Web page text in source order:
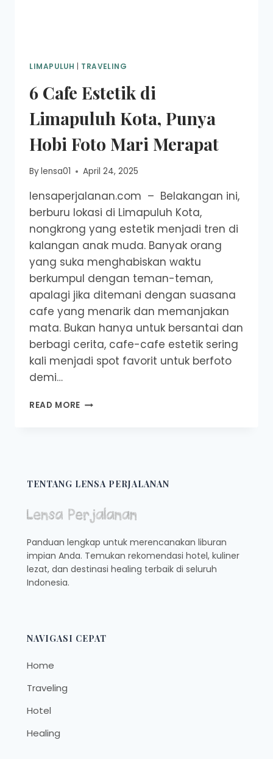
LIMAPULUH TRAVELING
6 Cafe Estetik di
Limapuluh Kota, Punya
Hobi Foto Mari Merapat
Bylensa01 April 24, 2025
lensaperjalanan.com – Belakangan ini,
berburu lokasi di Limapuluh Kota,
nongkrong yang estetik menjadi tren di
kalangan anak muda. Banyak orang
yang suka menghabiskan waktu
berkumpul dengan teman-teman,
apalagi jika ditemani dengan suasana
cafe yang menarik dan memanjakan
mata. Bukan hanya untuk bersantai dan
berbagi cerita, cafe-cafe estetik sering
kali menjadi spot favorit untuk berfoto
demi…
READ MORE 6
PUNYA
FOTO
MARI
TENTANG LENSA PERJALANAN
Panduan lengkap untuk merencanakan liburan
impian Anda. Temukan rekomendasi hotel, kuliner
lezat, dan destinasi healing terbaik di seluruh
Indonesia.
NAVIGASI CEPAT
Home
Traveling
Hotel
Healing